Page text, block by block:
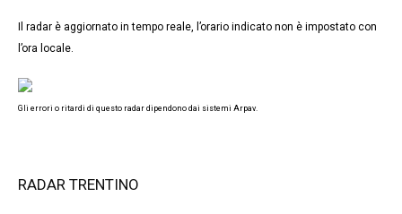
Il radar è aggiornato in tempo reale, l’orario indicato non è impostato con
l’ora locale.
Gli errori o ritardi di questo radar dipendono dai sistemi Arpav.
RADAR TRENTINO